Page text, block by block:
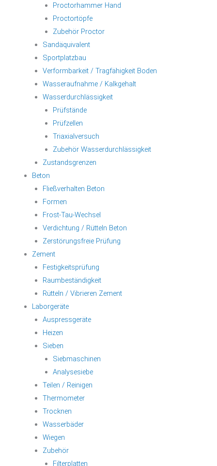
Proctorhammer Hand
Proctortöpfe
Zubehör Proctor
Sandäquivalent
Sportplatzbau
Verformbarkeit / Tragfähigkeit Boden
Wasseraufnahme / Kalkgehalt
Wasserdurchlässigkeit
Prüfstände
Prüfzellen
Triaxialversuch
Zubehör Wasserdurchlässigkeit
Zustandsgrenzen
Beton
Fließverhalten Beton
Formen
Frost-Tau-Wechsel
Verdichtung / Rütteln Beton
Zerstörungsfreie Prüfung
Zement
Festigkeitsprüfung
Raumbeständigkeit
Rütteln / Vibrieren Zement
Laborgeräte
Auspressgeräte
Heizen
Sieben
Siebmaschinen
Analysesiebe
Teilen / Reinigen
Thermometer
Trocknen
Wasserbäder
Wiegen
Zubehör
Filterplatten